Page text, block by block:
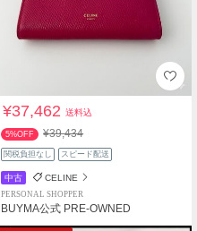
¥37,462送料込
5%OFF ¥39,434
関税負担なし スピード配送
中古 CELINE
PERSONAL SHOPPER
BUYMA公式 PRE-OWNED